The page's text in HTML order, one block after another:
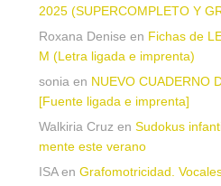
2025 (SUPERCOMPLETO Y
Roxana Denise en Fichas de
M (Letra ligada e imprenta)
soniaen NUEVO CUADERNO
[Fuente ligada e imprenta]
Walkiria Cruzen Sudokus
mente este verano
ISAen Grafomotricidad.